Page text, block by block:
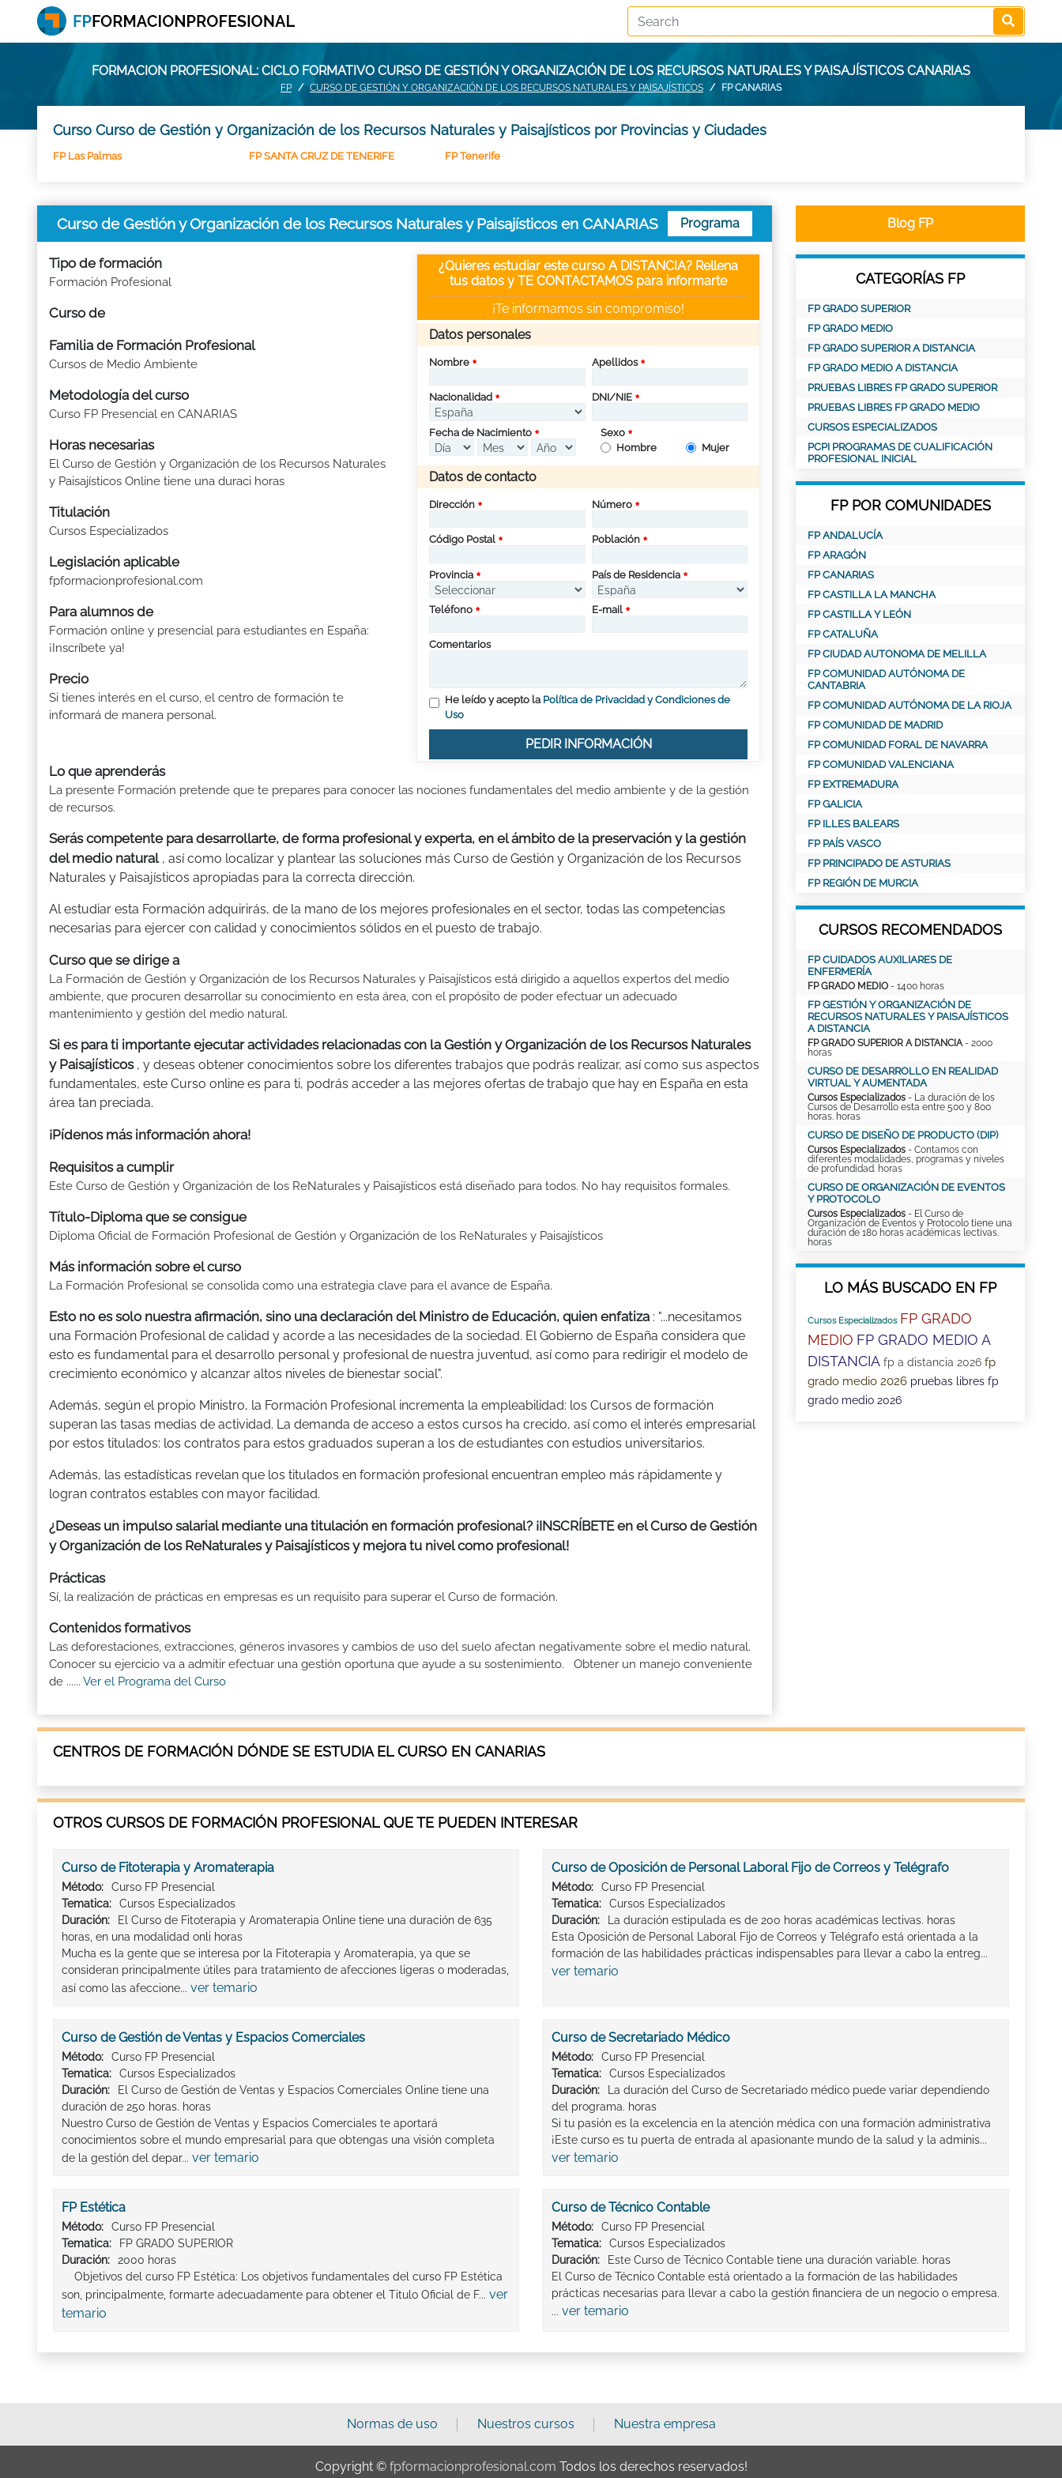
FORMACION PROFESIONAL: CICLO FORMATIVO CURSO DE GESTIÓN Y ORGANIZACIÓN DE LOS RECURSOS NATURALES Y PAISAJÍSTICOS CANARIAS
FP CURSO DE GESTIÓN Y ORGANIZACIÓN DE LOS RECURSOS NATURALES Y PAISAJÍSTICOS FP CANARIAS
Curso Curso de Gestión y Organización de los Recursos Naturales y Paisajísticos por Provincias y Ciudades
FP Las Palmas FP SANTA CRUZ DE TENERIFE FP Tenerife
Curso de Gestión y Organización de los Recursos Naturales y Paisajísticos en CANARIAS Programa
Tipo de formación
Formación Profesional
Curso de
Familia de Formación Profesional
Cursos de Medio Ambiente
Metodología del curso
Curso FP Presencial en CANARIAS
Horas necesarias
El Curso de Gestión y Organización de los Recursos Naturales
y Paisajísticos Online tiene una duraci horas
Titulación
Cursos Especializados
Legislación aplicable
fpformacionprofesional.com
Para alumnos de
Formación online y presencial para estudiantes en España:
¡Inscríbete ya!
Precio
Si tienes interés en el curso, el centro de formación te
informará de manera personal.
¿Quieres estudiar este curso A DISTANCIA? Rellena
tus datos y TE CONTACTAMOS para informarte
¡Te informamos sin compromiso!
Datos personales
Nombre Apellidos
Nacionalidad DNI/NIE
Fecha de Nacimiento
Sexo
Hombre
Mujer
Datos de contacto
Dirección Número
Código Postal Población
Provincia País de Residencia
Teléfono E-mail
Comentarios
He leído y acepto la Política de Privacidad y Condiciones de
Uso
PEDIR INFORMACIÓN
Lo que aprenderás
La presente Formación pretende que te prepares para conocer las nociones fundamentales del medio ambiente y de la gestión
de recursos.
Serás competente para desarrollarte, de forma profesional y experta, en el ámbito de la preservación y la gestión
del medio natural, así como localizar y plantear las soluciones más Curso de Gestión y Organización de los Recursos
Naturales y Paisajísticos apropiadas para la correcta dirección.
Al estudiar esta Formación adquirirás, de la mano de los mejores profesionales en el sector, todas las competencias
necesarias para ejercer con calidad y conocimientos sólidos en el puesto de trabajo.
Curso que se dirige a
La Formación de Gestión y Organización de los Recursos Naturales y Paisajísticos está dirigido a aquellos expertos del medio
ambiente, que procuren desarrollar su conocimiento en esta área, con el propósito de poder efectuar un adecuado
mantenimiento y gestión del medio natural.
Si es para ti importante ejecutar actividades relacionadas con la Gestión y Organización de los Recursos Naturales
y Paisajísticos, y deseas obtener conocimientos sobre los diferentes trabajos que podrás realizar, así como sus aspectos
fundamentales, este Curso online es para ti, podrás acceder a las mejores ofertas de trabajo que hay en España en esta
área tan preciada.
¡Pídenos más información ahora!
Requisitos a cumplir
Este Curso de Gestión y Organización de los ReNaturales y Paisajísticos está diseñado para todos. No hay requisitos formales.
Título-Diploma que se consigue
Diploma Oficial de Formación Profesional de Gestión y Organización de los ReNaturales y Paisajísticos
Más información sobre el curso
La Formación Profesional se consolida como una estrategia clave para el avance de España.
Esto no es solo nuestra afirmación, sino una declaración del Ministro de Educación, quien enfatiza: "...necesitamos
una Formación Profesional de calidad y acorde a las necesidades de la sociedad. El Gobierno de España considera que
esto es fundamental para el desarrollo personal y profesional de nuestra juventud, así como para redirigir el modelo de
crecimiento económico y alcanzar altos niveles de bienestar social".
Además, según el propio Ministro, la Formación Profesional incrementa la empleabilidad: los Cursos de formación
superan las tasas medias de actividad. La demanda de acceso a estos cursos ha crecido, así como el interés empresarial
por estos titulados: los contratos para estos graduados superan a los de estudiantes con estudios universitarios.
Además, las estadísticas revelan que los titulados en formación profesional encuentran empleo más rápidamente y
logran contratos estables con mayor facilidad.
¿Deseas un impulso salarial mediante una titulación en formación profesional? ¡INSCRÍBETE en el Curso de Gestión
y Organización de los ReNaturales y Paisajísticos y mejora tu nivel como profesional!
Prácticas
Sí, la realización de prácticas en empresas es un requisito para superar el Curso de formación.
Contenidos formativos
Las deforestaciones, extracciones, géneros invasores y cambios de uso del suelo afectan negativamente sobre el medio natural.
Conocer su ejercicio va a admitir efectuar una gestión oportuna que ayude a su sostenimiento. Obtener un manejo conveniente
de ...... Ver el Programa del Curso
Blog FP
CATEGORÍAS FP
FP GRADO SUPERIOR
FP GRADO MEDIO
FP GRADO SUPERIOR A DISTANCIA
FP GRADO MEDIO A DISTANCIA
PRUEBAS LIBRES FP GRADO SUPERIOR
PRUEBAS LIBRES FP GRADO MEDIO
CURSOS ESPECIALIZADOS
PCPI PROGRAMAS DE CUALIFICACIÓN
PROFESIONAL INICIAL
FP POR COMUNIDADES
FP ANDALUCÍA
FP ARAGÓN
FP CANARIAS
FP CASTILLA LA MANCHA
FP CASTILLA Y LEÓN
FP CATALUÑA
FP CIUDAD AUTONOMA DE MELILLA
FP COMUNIDAD AUTÓNOMA DE
CANTABRIA
FP COMUNIDAD AUTÓNOMA DE LA RIOJA
FP COMUNIDAD DE MADRID
FP COMUNIDAD FORAL DE NAVARRA
FP COMUNIDAD VALENCIANA
FP EXTREMADURA
FP GALICIA
FP ILLES BALEARS
FP PAÍS VASCO
FP PRINCIPADO DE ASTURIAS
FP REGIÓN DE MURCIA
CURSOS RECOMENDADOS
FP CUIDADOS AUXILIARES DE
ENFERMERÍA
FP GRADO MEDIO - 1400 horas
FP GESTIÓN Y ORGANIZACIÓN DE
RECURSOS NATURALES Y PAISAJÍSTICOS
A DISTANCIA
FP GRADO SUPERIOR A DISTANCIA- 2000
horas
CURSO DE DESARROLLO EN REALIDAD
VIRTUAL Y AUMENTADA
Cursos Especializados - La duración de los
Cursos de Desarrollo esta entre 500 y 800
horas. horas
CURSO DE DISEÑO DE PRODUCTO (DIP)
Cursos Especializados - Contamos con
diferentes modalidades, programas y niveles
de profundidad. horas
CURSO DE ORGANIZACIÓN DE EVENTOS
Y PROTOCOLO
Cursos Especializados - El Curso de
Organización de Eventos y Protocolo tiene una
duración de 180 horas académicas lectivas.
horas
LO MÁS BUSCADO EN FP
Cursos Especializados FP GRADO
MEDIO FP GRADO MEDIO A
DISTANCIA fp a distancia 2026 fp
grado medio 2026 pruebas libres fp
grado medio 2026
CENTROS DE FORMACIÓN DÓNDE SE ESTUDIA EL CURSO EN CANARIAS
OTROS CURSOS DE FORMACIÓN PROFESIONAL QUE TE PUEDEN INTERESAR
Curso de Fitoterapia y Aromaterapia
Método:
Curso FP Presencial
Tematica:
Cursos Especializados
Duración:
El Curso de Fitoterapia y Aromaterapia Online tiene una duración de 635
horas, en una modalidad onli horas
Mucha es la gente que se interesa por la Fitoterapia y Aromaterapia, ya que se
consideran principalmente útiles para tratamiento de afecciones ligeras o moderadas,
así como las afeccione... ver temario
Curso de Oposición de Personal Laboral Fijo de Correos y Telégrafo
Método:
Curso FP Presencial
Tematica:
Cursos Especializados
Duración:
La duración estipulada es de 200 horas académicas lectivas. horas
Esta Oposición de Personal Laboral Fijo de Correos y Telégrafo está orientada a la
formación de las habilidades prácticas indispensables para llevar a cabo la entreg...
ver temario
Curso de Gestión de Ventas y Espacios Comerciales
Método:
Curso FP Presencial
Tematica:
Cursos Especializados
Duración:
El Curso de Gestión de Ventas y Espacios Comerciales Online tiene una
duración de 250 horas. horas
Nuestro Curso de Gestión de Ventas y Espacios Comerciales te aportará
conocimientos sobre el mundo empresarial para que obtengas una visión completa
de la gestión del depar... ver temario
Curso de Secretariado Médico
Método:
Curso FP Presencial
Tematica:
Cursos Especializados
Duración:
La duración del Curso de Secretariado médico puede variar dependiendo
del programa. horas
Si tu pasión es la excelencia en la atención médica con una formación administrativa
¡Este curso es tu puerta de entrada al apasionante mundo de la salud y la adminis...
ver temario
FP Estética
Método:
Curso FP Presencial
Tematica:
FP GRADO SUPERIOR
Duración:
2000 horas
Objetivos del curso FP Estética: Los objetivos fundamentales del curso FP Estética
son, principalmente, formarte adecuadamente para obtener el Titulo Oficial de F... ver
temario
Curso de Técnico Contable
Método:
Curso FP Presencial
Tematica:
Cursos Especializados
Duración:
Este Curso de Técnico Contable tiene una duración variable. horas
El Curso de Técnico Contable está orientado a la formación de las habilidades
prácticas necesarias para llevar a cabo la gestión financiera de un negocio o empresa.
... ver temario
Normas de uso Nuestros cursos Nuestra empresa
Copyright © fpformacionprofesional.com Todos los derechos reservados!